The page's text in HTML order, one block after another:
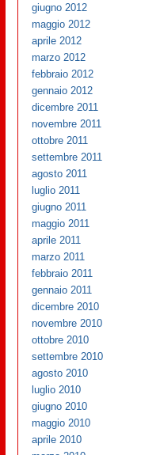
giugno 2012
maggio 2012
aprile 2012
marzo 2012
febbraio 2012
gennaio 2012
dicembre 2011
novembre 2011
ottobre 2011
settembre 2011
agosto 2011
luglio 2011
giugno 2011
maggio 2011
aprile 2011
marzo 2011
febbraio 2011
gennaio 2011
dicembre 2010
novembre 2010
ottobre 2010
settembre 2010
agosto 2010
luglio 2010
giugno 2010
maggio 2010
aprile 2010